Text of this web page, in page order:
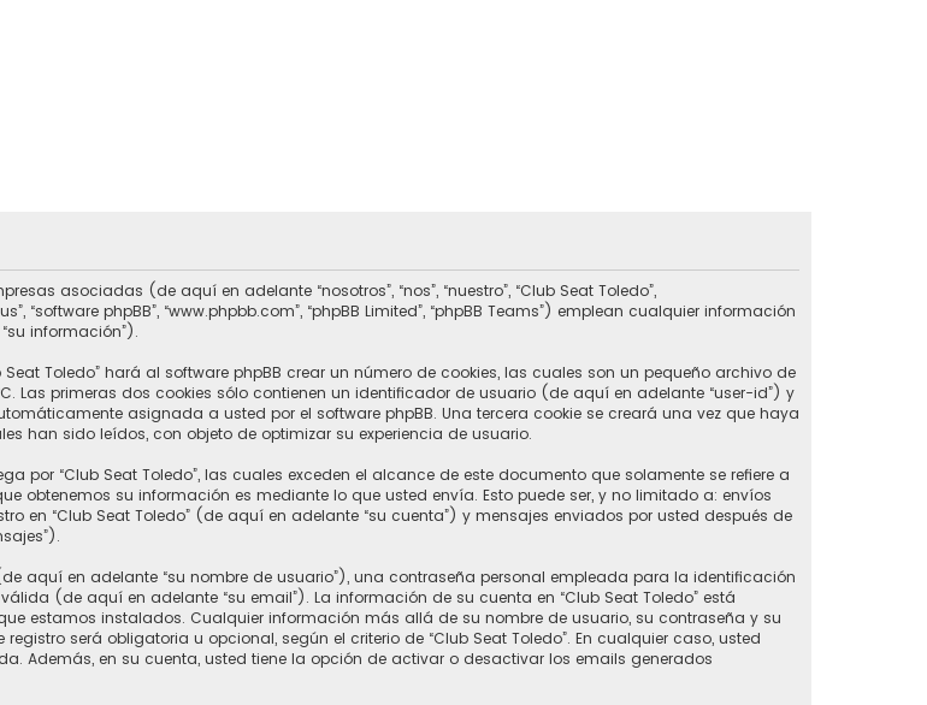
asociadas (de aquí en adelante “nosotros”, “nos”, “nuestro”, “Club Seat Toledo”,
“software phpBB”, “www.phpbb.com”, “phpBB Limited”, “phpBB Teams”) emplean cualquier información
información”).
Toledo” hará al software phpBB crear un número de cookies, las cuales son un pequeño archivo de
Las primeras dos cookies sólo contienen un identificador de usuario (de aquí en adelante “user-id”) y
asignada a usted por el software phpBB. Una tercera cookie se creará una vez que haya
han sido leídos, con objeto de optimizar su experiencia de usuario.
por “Club Seat Toledo”, las cuales exceden el alcance de este documento que solamente se refiere a
obtenemos su información es mediante lo que usted envía. Esto puede ser, y no limitado a: envíos
en “Club Seat Toledo” (de aquí en adelante “su cuenta”) y mensajes enviados por usted después de
aquí en adelante “su nombre de usuario”), una contraseña personal empleada para la identificación
(de aquí en adelante “su email”). La información de su cuenta en “Club Seat Toledo” está
estamos instalados. Cualquier información más allá de su nombre de usuario, su contraseña y su
será obligatoria u opcional, según el criterio de “Club Seat Toledo”. En cualquier caso, usted
Además, en su cuenta, usted tiene la opción de activar o desactivar los emails generados